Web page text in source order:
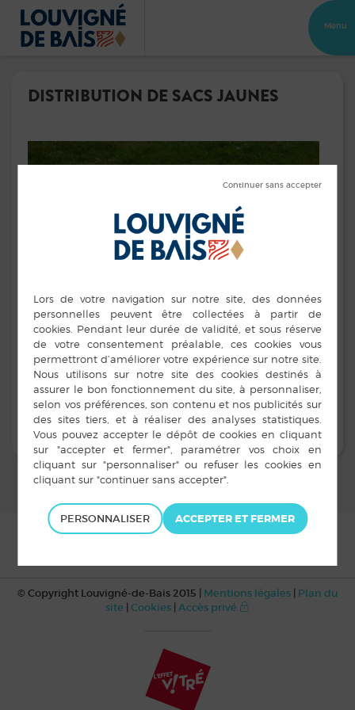
Menu
DISTRIBUTION DE SACS JAUNES
Distribution de sacs jaunes lemercredi 12 octobre à
Louvigné-de-Bais. Deux rouleaux seront déposés sur les
poubelles grises individuelles présentées à la collecte
le jour de la distribution.
© Copyright Louvigné-de-Bais 2015 | Mentions légales | Plan du
site | Cookies | Accès privé
PERSONNALISER